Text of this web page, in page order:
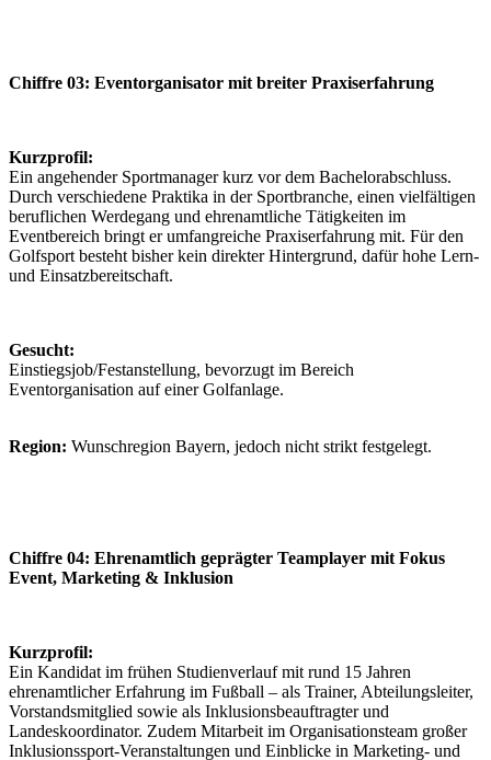
Chiffre 03: Eventorganisator mit breiter Praxiserfahrung
Kurzprofil:
Ein angehender Sportmanager kurz vor dem Bachelorabschluss.
Durch verschiedene Praktika in der Sportbranche, einen vielfältigen
beruflichen Werdegang und ehrenamtliche Tätigkeiten im
Eventbereich bringt er umfangreiche Praxiserfahrung mit. Für den
Golfsport besteht bisher kein direkter Hintergrund, dafür hohe Lern-
und Einsatzbereitschaft.
Gesucht:
Einstiegsjob/Festanstellung, bevorzugt im Bereich
Eventorganisation auf einer Golfanlage.
Region: Wunschregion Bayern, jedoch nicht strikt festgelegt.
Chiffre 04: Ehrenamtlich geprägter Teamplayer mit Fokus
Event, Marketing & Inklusion
Kurzprofil:
Ein Kandidat im frühen Studienverlauf mit rund 15 Jahren
ehrenamtlicher Erfahrung im Fußball – als Trainer, Abteilungsleiter,
Vorstandsmitglied sowie als Inklusionsbeauftragter und
Landeskoordinator. Zudem Mitarbeit im Organisationsteam großer
Inklusionssport-Veranstaltungen und Einblicke in Marketing- und